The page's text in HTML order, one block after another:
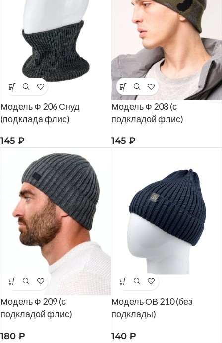
Модель Ф 206 Снуд
(подклада флис)
145 ₽
Модель Ф 208 (с
подкладой флис)
145 ₽
Модель Ф 209 (с
подкладой флис)
180 ₽
Модель ОВ 210 (без
подклады)
140 ₽